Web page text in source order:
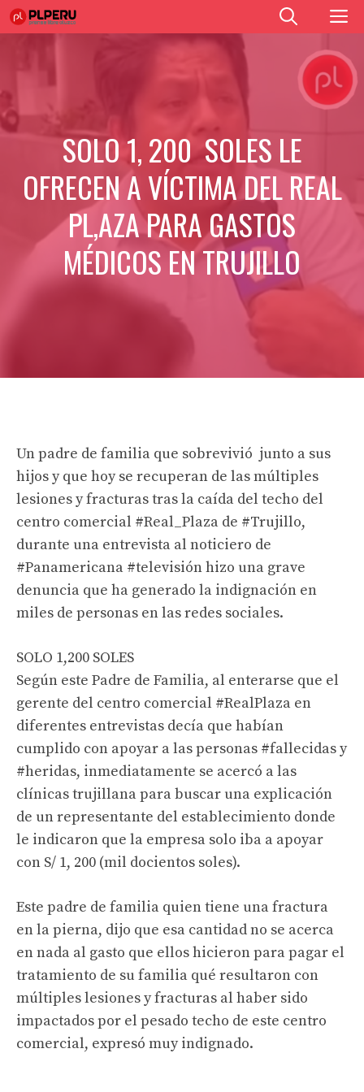
Saltar
al
SOLO 1, 200 SOLES LE
OFRECEN A VÍCTIMA DEL REAL
PL,AZA PARA GASTOS
MÉDICOS EN TRUJILLO
Un padre de familia que sobrevivió junto a sus
hijos y que hoy se recuperan de las múltiples
lesiones y fracturas tras la caída del techo del
centro comercial #Real_Plaza de #Trujillo,
durante una entrevista al noticiero de
#Panamericana #televisión hizo una grave
denuncia que ha generado la indignación en
miles de personas en las redes sociales.
SOLO 1,200 SOLES
Según este Padre de Familia, al enterarse que el
gerente del centro comercial #RealPlaza en
diferentes entrevistas decía que habían
cumplido con apoyar a las personas #fallecidas y
#heridas, inmediatamente se acercó a las
clínicas trujillana para buscar una explicación
de un representante del establecimiento donde
le indicaron que la empresa solo iba a apoyar
con S/ 1, 200 (mil docientos soles).
Este padre de familia quien tiene una fractura
en la pierna, dijo que esa cantidad no se acerca
en nada al gasto que ellos hicieron para pagar el
tratamiento de su familia qué resultaron con
múltiples lesiones y fracturas al haber sido
impactados por el pesado techo de este centro
comercial, expresó muy indignado.